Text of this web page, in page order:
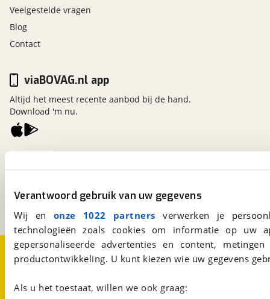
Verantwoord gebruik van uw gegevens
Wij en onze 1022 partners verwerken je
technologieën zoals cookies om informatie op
gepersonaliseerde advertenties en content,
productontwikkeling. U kunt kiezen wie uw gegevens
Als u het toestaat, willen we ook graag:
Veelgestelde vragen
Blog
Contact
Een initiatief van
viaBOVAG.nl app
Altijd het meest recente aanbod bij de hand.
Download 'm nu.
Over viaBOVAG.nlDisclaimer- en Privacyverklaring
CookievoorkeurenVacatures